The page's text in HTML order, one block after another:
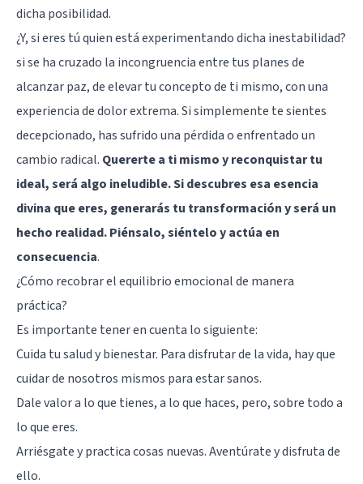
dicha posibilidad.
¿Y, si eres tú quien está experimentando dicha inestabilidad?
si se ha cruzado la incongruencia entre tus planes de
alcanzar paz, de elevar tu concepto de ti mismo, con una
experiencia de dolor extrema. Si simplemente te sientes
decepcionado, has sufrido una pérdida o enfrentado un
cambio radical. Quererte a ti mismo y reconquistar tu
ideal, será algo ineludible. Si descubres esa esencia
divina que eres, generarás tu transformación y será un
hecho realidad. Piénsalo, siéntelo y actúa en
consecuencia.
¿Cómo recobrar el equilibrio emocional de manera
práctica?
Es importante tener en cuenta lo siguiente:
Cuida tu salud y bienestar. Para disfrutar de la vida, hay que
cuidar de nosotros mismos para estar sanos.
Dale valor a lo que tienes, a lo que haces, pero, sobre todo a
lo que eres.
Arriésgate y practica cosas nuevas. Aventúrate y disfruta de
ello.